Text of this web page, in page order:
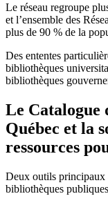
Le réseau regroupe
et l’ensemble des Ré
plus de 90 % de la
Des ententes
bibliothèques
bibliothèques
Le Catalogue
Québec et la
ressources
Deux outils principaux
bibliothèques